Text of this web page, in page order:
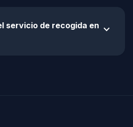
servicio de recogida en expand_more